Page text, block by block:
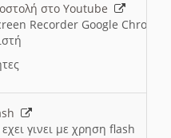
στο Youtube
Recorder Google Chrome
γινει με χρηση flash